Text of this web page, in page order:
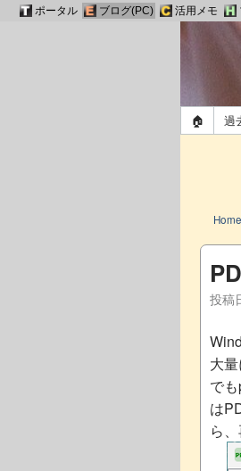
🏠 過
Home
投稿
大
で
は
ら
ポータル ブログ(PC) 活用メモ